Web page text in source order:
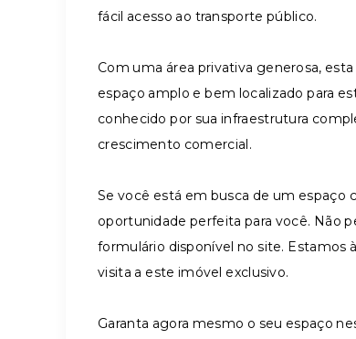
fácil acesso ao transporte público.
Com uma área privativa generosa,
espaço amplo e bem localizado para
conhecido por sua infraestrutura
crescimento comercial.
Se você está em busca de um espaço
oportunidade perfeita para você. Não
formulário disponível no site. Estamos
visita a este imóvel exclusivo.
Garanta agora mesmo o seu espaço